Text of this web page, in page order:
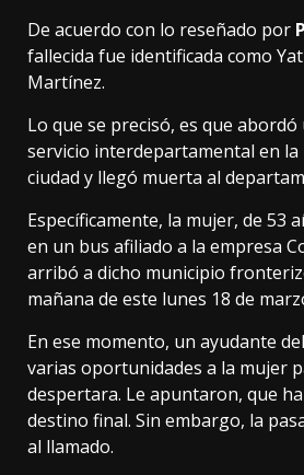
De acuerdo con lo reseñado por
fallecida fue identificada como
Martínez.
Lo que se precisó, es que abordó
servicio interdepartamental en la
ciudad y llegó muerta al
Específicamente, la mujer, de 53
en un bus afiliado a la empresa
arribó a dicho municipio
mañana de este lunes 18 de
En ese momento, un ayudante
varias oportunidades a la mujer
despertara. Le apuntaron, que
destino final. Sin embargo, la
al llamado.